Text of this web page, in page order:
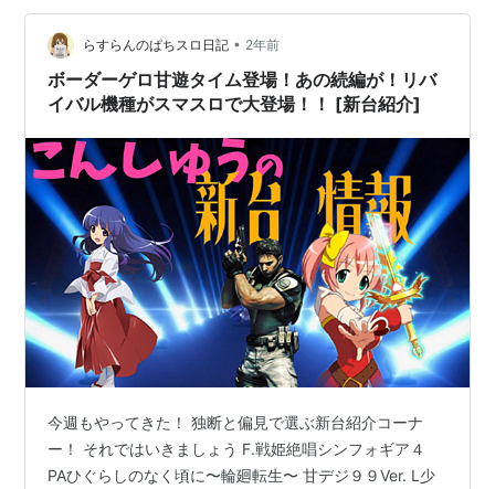
３でCZに入ってくれましたね。４３１G 期待度は３７％
レア役を引けばチャンスだが、なんも引いていなくても
突破できます おり…
らすらんのぱちスロ日記 • 2年前
ボーダーゲロ甘遊タイム登場！あの続編が！リバ
イバル機種がスマスロで大登場！！ [新台紹介]
今週もやってきた！ 独断と偏見で選ぶ新台紹介コーナ
ー！ それではいきましょう F.戦姫絶唱シンフォギア４
PAひぐらしのなく頃に〜輪廻転生〜 甘デジ９９Ver. L少